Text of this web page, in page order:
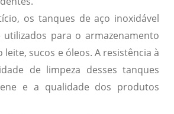
os tanques de aço inoxidável
utilizados para o armazenamento
leite, sucos e óleos. A resistência à
de limpeza desses tanques
e a qualidade dos produtos